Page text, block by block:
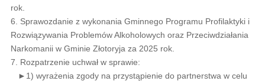
rok.
6. Sprawozdanie z wykonania Gminnego Programu Profilaktyki i
Rozwiązywania Problemów Alkoholowych oraz Przeciwdziałania
Narkomanii w Gminie Złotoryja za 2025 rok.
7. Rozpatrzenie uchwał w sprawie:
►1) wyrażenia zgody na przystąpienie do partnerstwa w celu